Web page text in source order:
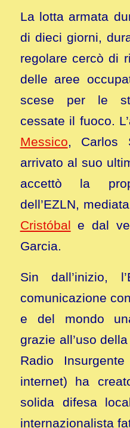
La lotta armata
di dieci giorni,
regolare cercò di
delle aree
scese per le
cessate il fuoco.
Messico, Carlos
arrivato al suo
accettò la
dell’EZLN,
Cristóbal e dal
Garcia.
Sin dall’inizio,
comunicazione
e del mondo
grazie all’uso
Radio
internet) ha
solida difesa
internazionalista